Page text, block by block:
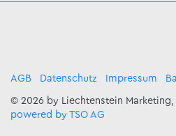
AGB Datenschutz Impressum
© 2026 by Liechtenstein Marketing,
powered by TSO AG